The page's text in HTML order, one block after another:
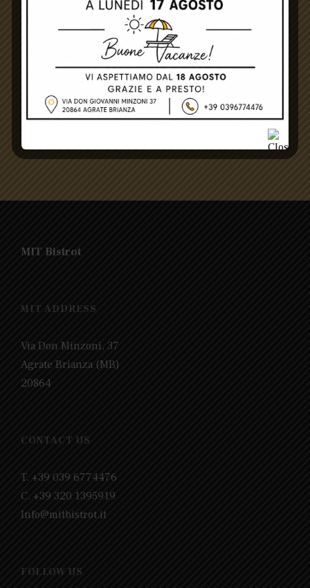
Puglia – “SanMarzano” Primitivo Rosè
INSTAGRAM
FACEBOOK
MIT Bistrot
MIT ADDRESS
Via Don Minzoni, 37
Agrate Brianza (MB)
20864
CONTACT US
T. +39 039 6774476
C. +39 320 1395919
Info@mitbistrot.it
FOLLOW US